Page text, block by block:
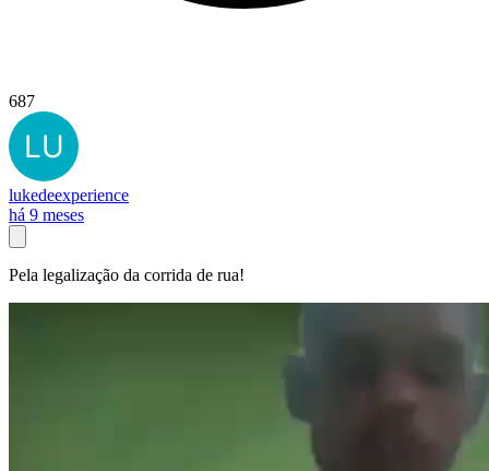
687
lukedeexperience
há 9 meses
Pela legalização da corrida de rua!